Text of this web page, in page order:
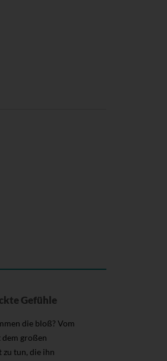
Gefühle
die bloß? Vom
dem großen
zu tun, die ihn